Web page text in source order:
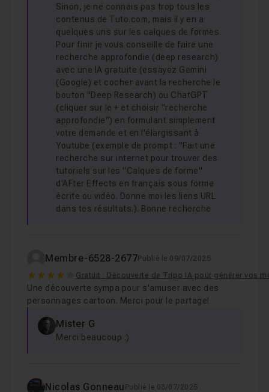
Sinon, je ne connais pas trop tous les
contenus de Tuto.com, mais il y en a
quelques uns sur les calques de formes.
Pour finir je vous conseille de faire une
recherche approfondie (deep research)
avec une IA gratuite (essayez Gemini
(Google) et cocher avant la recherche le
bouton "Deep Research) ou ChatGPT
(cliquer sur le + et choisir "recherche
approfondie") en formulant simplement
votre demande et en l'élargissant à
Youtube (exemple de prompt : "Fait une
recherche sur internet pour trouver des
tutoriels sur les "Calques de forme"
d'AFter Effects en français sous forme
écrite ou vidéo. Donne moi les liens URL
dans tes résultats.). Bonne recherche
Membre-6528-2677Publié le 09/07/2025
4 Gratuit : Découverte de Tripo IA pour générer vos
Une découverte sympa pour s'amuser avec des
personnages cartoon. Merci pour le partage!
Mister G
Merci beaucoup :)
Nicolas Gonneau Publié le 03/07/2025